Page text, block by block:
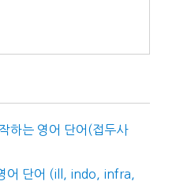
하는 영어 단어(접두사
어 단어 (ill, indo, infra,